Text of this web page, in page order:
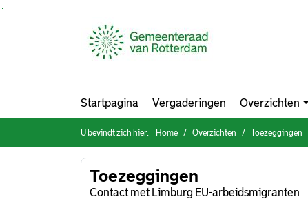
Startpagina Vergaderingen Overzichten
U bevindt zich hier: Home Overzichten Toezeggingen
Toezeggingen
Contact met Limburg EU-arbeidsmigranten